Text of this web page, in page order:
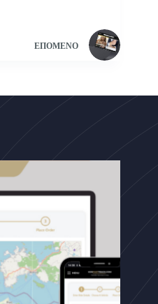
ΕΠΌΜΕΝΟ